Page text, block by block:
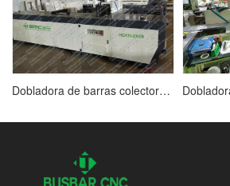
Dobladora de barras colectoras de cobre CNC HQ400-2000B